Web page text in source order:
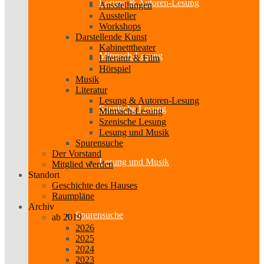
Lesung & Autoren-Lesung
Mitmach-Lesung
Szenische Lesung
Lesung und Musik
Spurensuche
Ausstellungen
Aussteller
Workshops
Darstellende Kunst
Kabinetttheater
Literatur & Film
Hörspiel
Musik
Literatur
Lesung & Autoren-Lesung
Mitmach-Lesung
Szenische Lesung
Lesung und Musik
Spurensuche
Der Vorstand
Mitglied werden
Standort
Geschichte des Hauses
Raumpläne
Archiv
ab 2019
2026
2025
2024
2023